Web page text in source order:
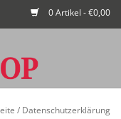
0 Artikel - €0,00
/ Datenschutzerklärung